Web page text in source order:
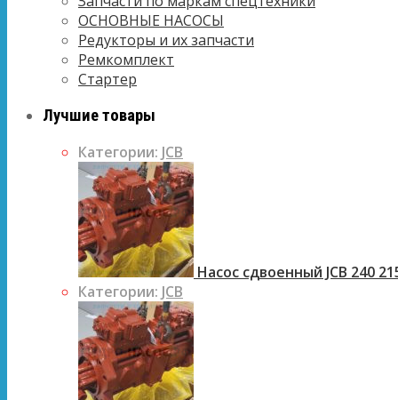
ОСНОВНЫЕ НАСОСЫ
Редукторы и их запчасти
Ремкомплект
Стартер
Лучшие товары
Категории: JCB
Насос сдвоенный JCB 240
Категории: JCB